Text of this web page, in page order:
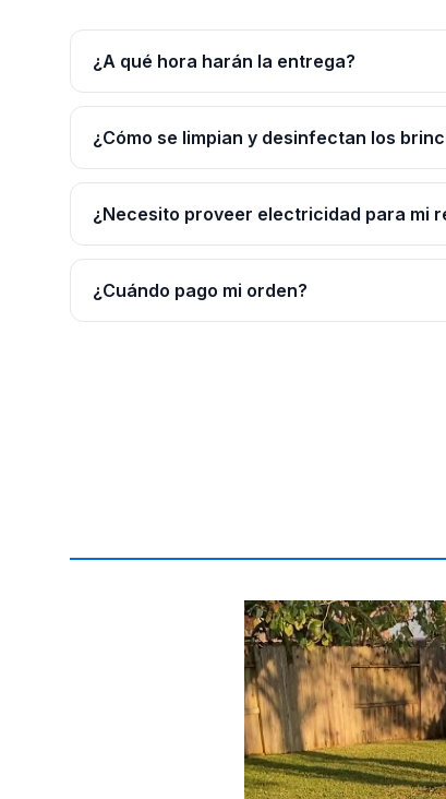
¿A qué hora harán la entrega?
¿Cómo se limpian y desinfectan los
¿Necesito proveer electricidad para mi
¿Cuándo pago mi orden?